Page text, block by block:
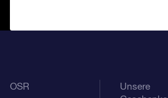
OSR
Unsere